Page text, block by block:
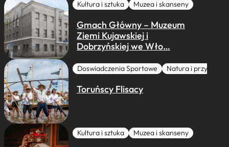
Kultura i sztuka Muzea i skanseny
Gmach Główny – Muzeum
Ziemi Kujawskiej i
Dobrzyńskiej we Wło…
Doswiadczenia Sportowe Natura i przygoda
Toruńscy Flisacy
Kultura i sztuka Muzea i skanseny